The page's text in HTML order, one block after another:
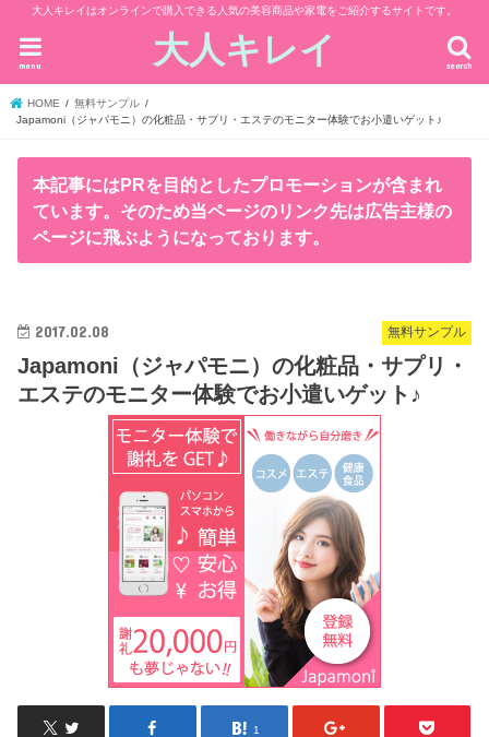
大人キレイはオンラインで購入できる人気の美容商品や家電をご紹介するサイトです。
大人キレイ search
menu
HOME
無料サンプル
Japamoni（ジャパモニ）の化粧品・サプリ・エステのモニター体験でお小遣いゲット♪
本記事にはPRを目的としたプロモーションが含まれ
ています。そのため当ページのリンク先は広告主様の
ページに飛ぶようになっております。
無料サンプル
2017.02.08
Japamoni（ジャパモニ）の化粧品・サプリ・
エステのモニター体験でお小遣いゲット♪
1